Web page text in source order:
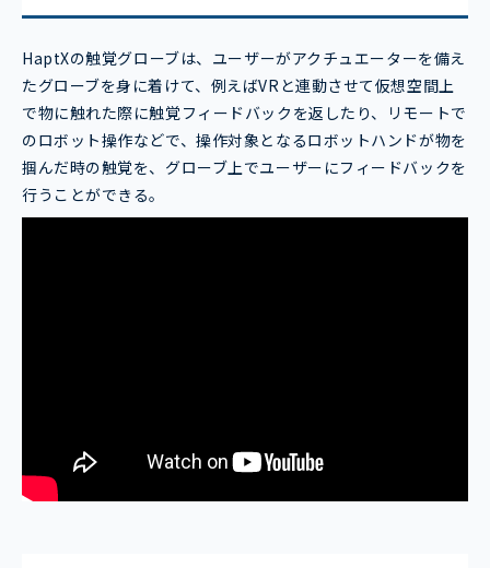
HaptXの触覚グローブは、ユーザーがアクチュエーターを備え
たグローブを身に着けて、例えばVRと連動させて仮想空間上
で物に触れた際に触覚フィードバックを返したり、リモートで
のロボット操作などで、操作対象となるロボットハンドが物を
掴んだ時の触覚を、グローブ上でユーザーにフィードバックを
行うことができる。